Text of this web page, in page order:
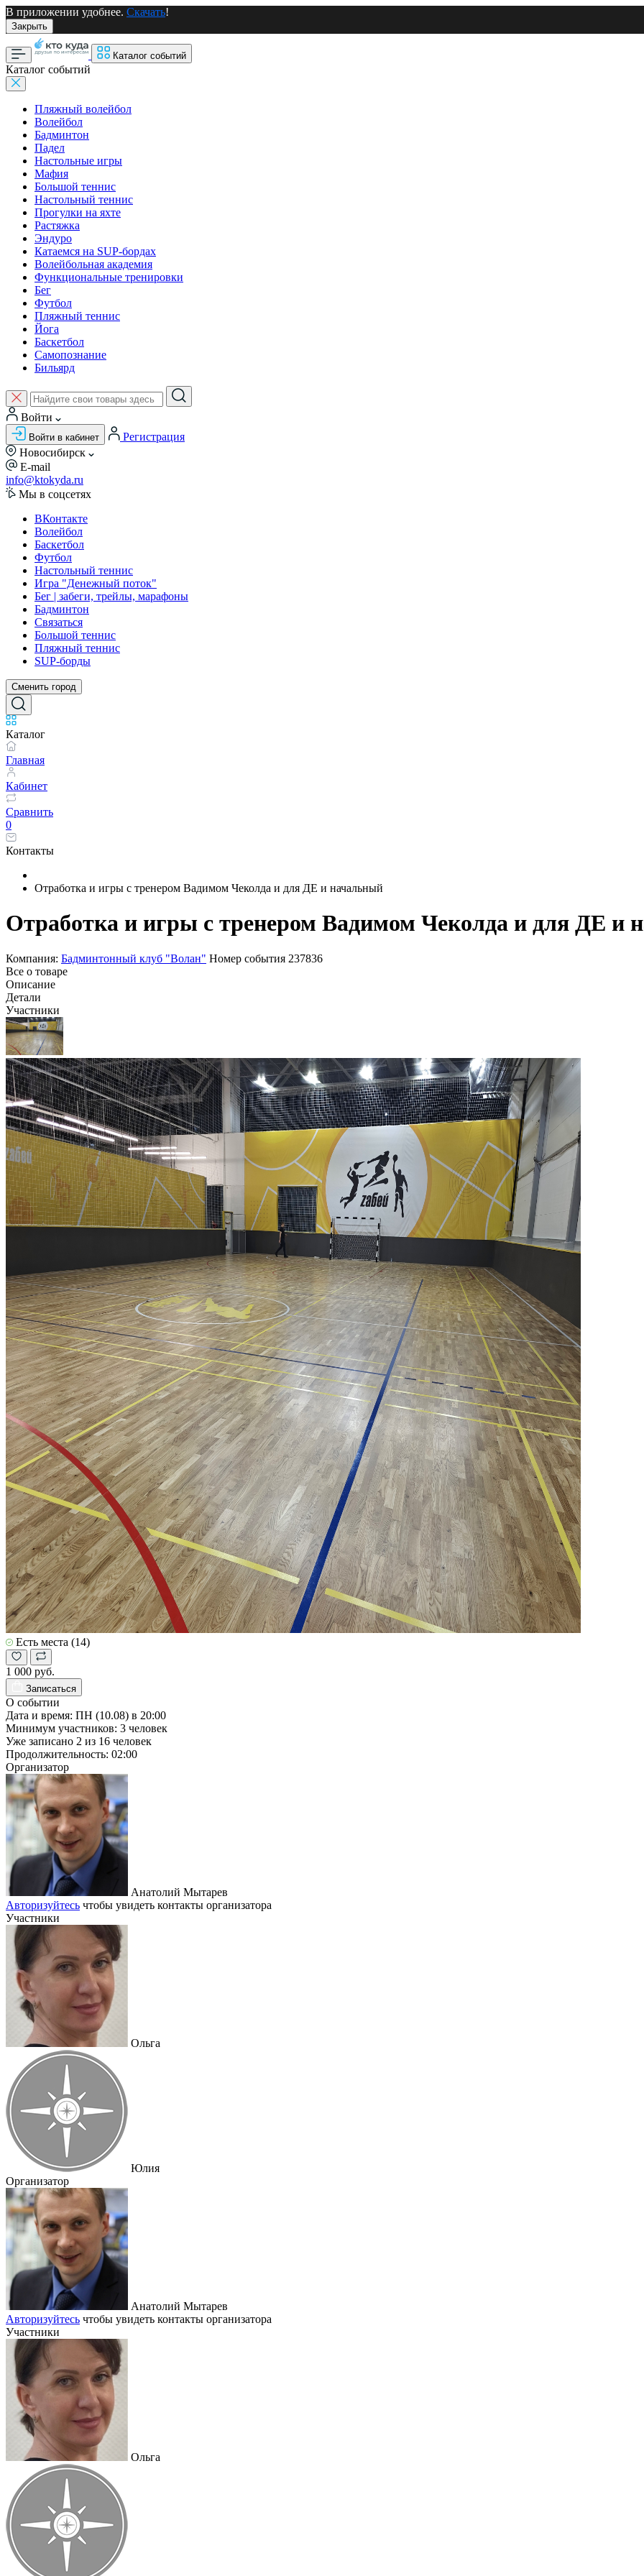
В приложении удобнее. Скачать!
Закрыть
Каталог событий
Каталог событий
Пляжный волейбол
Волейбол
Бадминтон
Падел
Настольные игры
Мафия
Большой теннис
Настольный теннис
Прогулки на яхте
Растяжка
Эндуро
Катаемся на SUP-бордах
Волейбольная академия
Функциональные тренировки
Бег
Футбол
Пляжный теннис
Йога
Баскетбол
Самопознание
Бильярд
Войти
Войти в кабинет
Регистрация
Новосибирск
E-mail
info@ktokyda.ru
Мы в соцсетях
ВКонтакте
Волейбол
Баскетбол
Футбол
Настольный теннис
Игра "Денежный поток"
Бег | забеги, трейлы, марафоны
Бадминтон
Связаться
Большой теннис
Пляжный теннис
SUP-борды
Сменить город
Каталог
Главная
Кабинет
Сравнить
0
Контакты
Отработка и игры с тренером Вадимом Чеколда и для ДЕ и начальный
Отработка и игры с тренером Вадимом Чеколда и для ДЕ и
Компания: Бадминтонный клуб "Волан" Номер события 237836
Все о товаре
Описание
Детали
Участники
Есть места (14)
1 000 руб.
Записаться
О событии
Дата и время: ПН (10.08) в 20:00
Минимум участников: 3 человек
Уже записано 2 из 16 человек
Продолжительность: 02:00
Организатор
Анатолий Мытарев
Авторизуйтесь чтобы увидеть контакты организатора
Участники
Ольга
Юлия
Организатор
Анатолий Мытарев
Авторизуйтесь чтобы увидеть контакты организатора
Участники
Ольга